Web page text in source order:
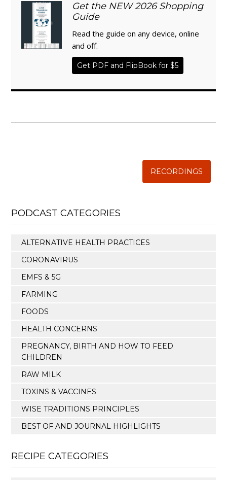
Get the NEW 2026 Shopping
Guide
Read the guide on any device, online
and off.
Get PDF and FlipBook for $5
RECORDINGS
PODCAST CATEGORIES
ALTERNATIVE HEALTH PRACTICES
CORONAVIRUS
EMFS & 5G
FARMING
FOODS
HEALTH CONCERNS
PREGNANCY, BIRTH AND HOW TO FEED
CHILDREN
RAW MILK
TOXINS & VACCINES
WISE TRADITIONS PRINCIPLES
BEST OF AND JOURNAL HIGHLIGHTS
RECIPE CATEGORIES